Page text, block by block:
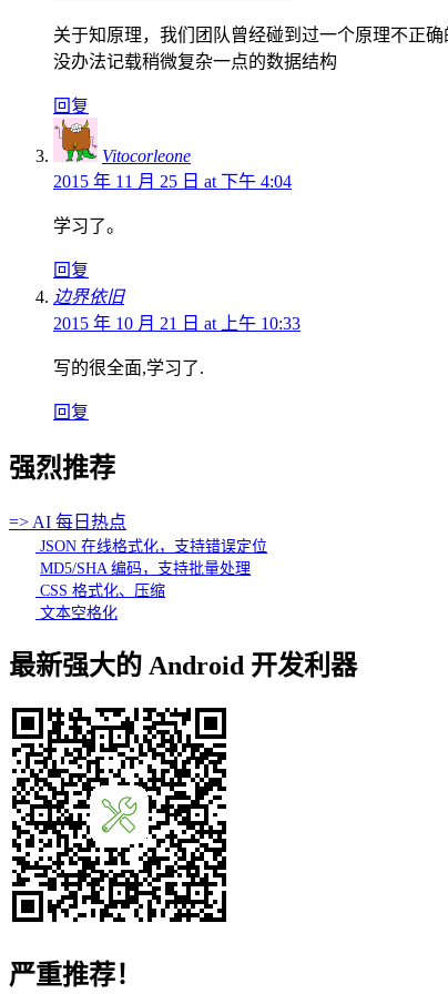
关于知原理，我们团队曾经碰到过一个原理不正
没办法记载稍微复杂一点的数据结构
回复
Vitocorleone
2015 年 11 月 25 日 at 下午 4:04
学习了。
回复
边界依旧
2015 年 10 月 21 日 at 上午 10:33
写的很全面,学习了.
回复
强烈推荐
=> AI 每日热点
JSON 在线格式化，支持错误定位
MD5/SHA 编码，支持批量处理
CSS 格式化、压缩
文本空格化
最新强大的 Android 开发利器
严重推荐！